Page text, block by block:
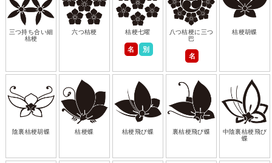
三つ持ち合い細
桔梗
六つ桔梗 桔梗七曜
名 別
八つ桔梗に三つ
巴
名
桔梗胡蝶
陰裏桔梗胡蝶 桔梗蝶 桔梗飛び蝶 裏桔梗飛び蝶
中陰裏桔梗飛び
蝶